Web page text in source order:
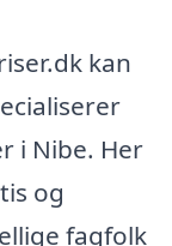
kan
i Nibe. Her
og
fagfolk